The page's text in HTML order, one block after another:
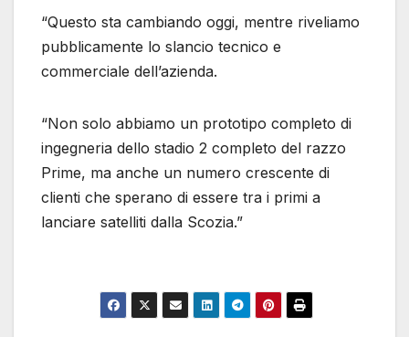
“Questo sta cambiando oggi, mentre riveliamo
pubblicamente lo slancio tecnico e
commerciale dell’azienda.
“Non solo abbiamo un prototipo completo di
ingegneria dello stadio 2 completo del razzo
Prime, ma anche un numero crescente di
clienti che sperano di essere tra i primi a
lanciare satelliti dalla Scozia.”